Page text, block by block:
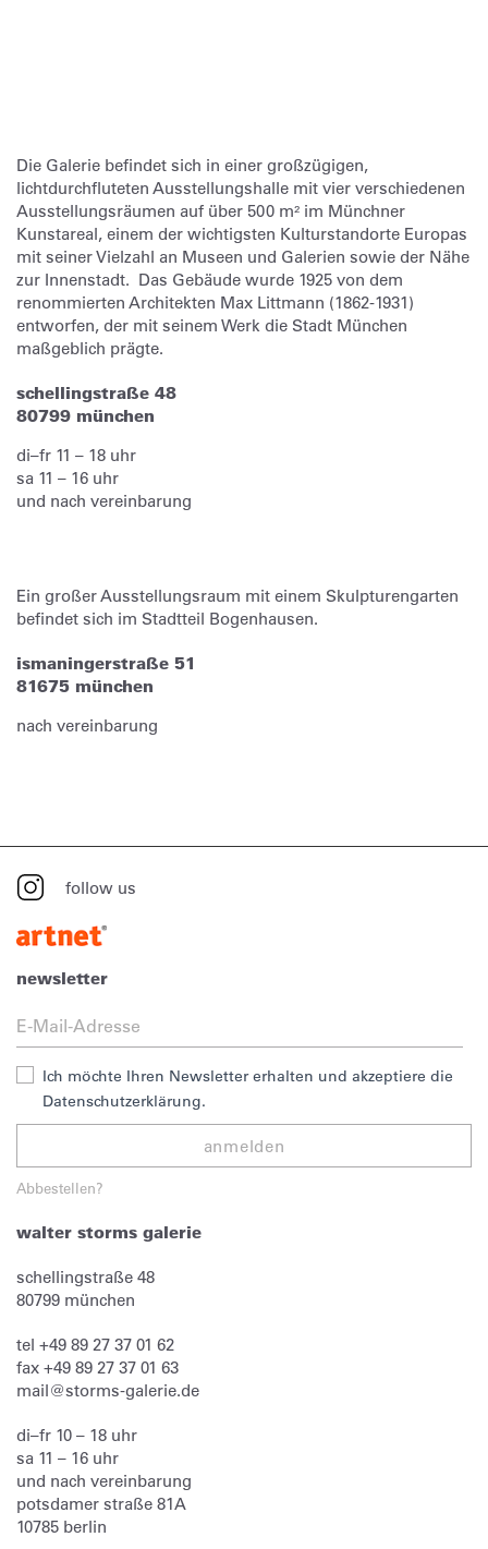
Die Galerie befindet sich in einer großzügigen,
lichtdurchfluteten Ausstellungshalle mit vier verschiedenen
Ausstellungsräumen auf über 500 m² im Münchner
Kunstareal, einem der wichtigsten Kulturstandorte Europas
mit seiner Vielzahl an Museen und Galerien sowie der Nähe
zur Innenstadt. Das Gebäude wurde 1925 von dem
renommierten Architekten Max Littmann (1862-1931)
entworfen, der mit seinem Werk die Stadt München
maßgeblich prägte.
schellingstraße 48
80799 münchen
di–fr 11 – 18 uhr
sa 11 – 16 uhr
und nach vereinbarung
Ein großer Ausstellungsraum mit einem Skulpturengarten
befindet sich im Stadtteil Bogenhausen.
ismaningerstraße 51
81675 münchen
nach vereinbarung
follow us
newsletter
Ich möchte Ihren Newsletter erhalten und akzeptiere die
Datenschutzerklärung.
anmelden
Abbestellen?
walter storms galerie
schellingstraße 48
80799 münchen
tel +49 89 27 37 01 62
fax +49 89 27 37 01 63
mail@storms-galerie.de
di–fr 10 – 18 uhr
sa 11 – 16 uhr
und nach vereinbarung
potsdamer straße 81A
10785 berlin